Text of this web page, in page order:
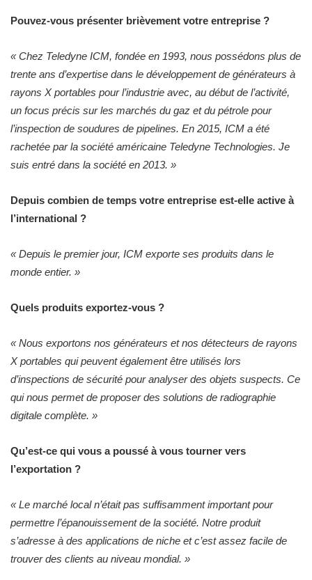
Pouvez-vous présenter brièvement votre entreprise ?
« Chez Teledyne ICM, fondée en 1993, nous possédons plus de
trente ans d’expertise dans le développement de générateurs à
rayons X portables pour l’industrie avec, au début de l’activité,
un focus précis sur les marchés du gaz et du pétrole pour
l’inspection de soudures de pipelines. En 2015, ICM a été
rachetée par la société américaine Teledyne Technologies. Je
suis entré dans la société en 2013. »
Depuis combien de temps votre entreprise est-elle active à
l’international ?
« Depuis le premier jour, ICM exporte ses produits dans le
monde entier. »
Quels produits exportez-vous ?
« Nous exportons nos générateurs et nos détecteurs de rayons
X portables qui peuvent également être utilisés lors
d’inspections de sécurité pour analyser des objets suspects. Ce
qui nous permet de proposer des solutions de radiographie
digitale complète. »
Qu’est-ce qui vous a poussé à vous tourner vers
l’exportation ?
« Le marché local n’était pas suffisamment important pour
permettre l’épanouissement de la société. Notre produit
s’adresse à des applications de niche et c’est assez facile de
trouver des clients au niveau mondial. »